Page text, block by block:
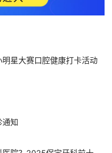
星大赛口腔健康打卡活动
通知